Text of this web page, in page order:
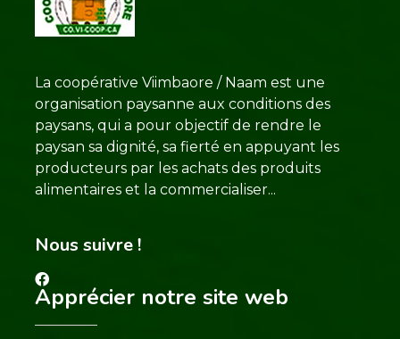
La coopérative Viimbaore / Naam est une
organisation paysanne aux conditions des
paysans, qui a pour objectif de rendre le
paysan sa dignité, sa fierté en appuyant les
producteurs par les achats des produits
alimentaires et la commercialiser...
Nous suivre !
Apprécier notre site web